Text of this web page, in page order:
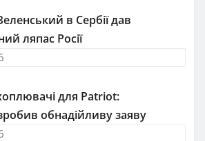
в Сербії дав
ляпас Росії
для Patriot:
обнадійливу заяву